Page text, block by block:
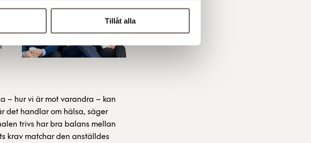
Tillåt alla
– hur vi är mot varandra – kan
det handlar om hälsa, säger
trivs har bra balans mellan
krav matchar den anställdes